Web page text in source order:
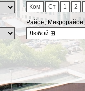
Ком
Ст 1 2
Район,
Любой ⊞